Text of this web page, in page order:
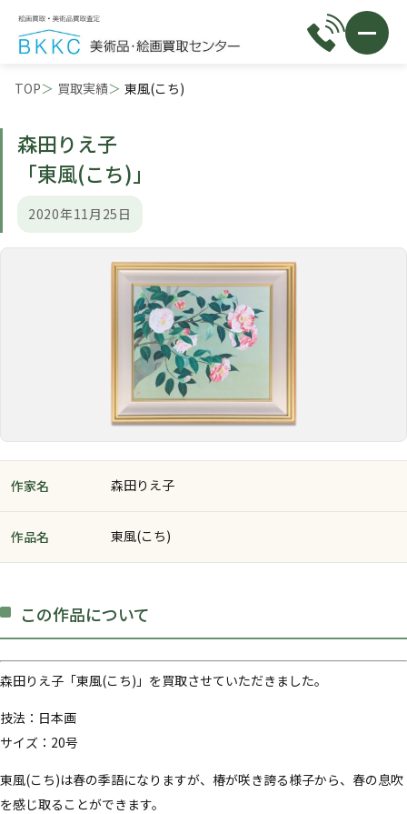
TOP 買取実績 東風(こち)
森田りえ子
「東風(こち)」
2020年11月25日
作家名 森田りえ子
作品名 東風(こち)
この作品について
森田りえ子「東風(こち)」を買取させていただきました。
技法：日本画
サイズ：20号
東風(こち)は春の季語になりますが、椿が咲き誇る様子から、春の息吹
を感じ取ることができます。